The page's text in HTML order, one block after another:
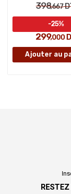
398,667
299,000
-25%
Ajouter au